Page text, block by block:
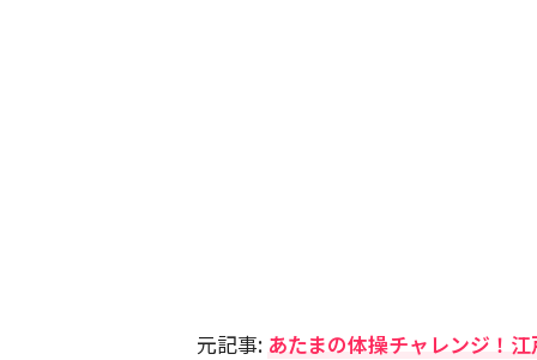
元記事: あたまの体操チャレンジ！